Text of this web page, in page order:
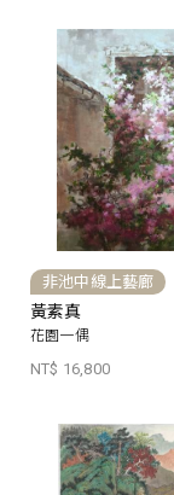
非池中線上藝廊
黃素真
花園一偶
NT$ 16,800